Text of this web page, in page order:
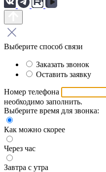
Выберите способ связи
Заказать звонок
Оставить заявку
Номер телефона
необходимо заполнить.
Выберите время для звонка:
Как можно скорее
Через час
Завтра с утра